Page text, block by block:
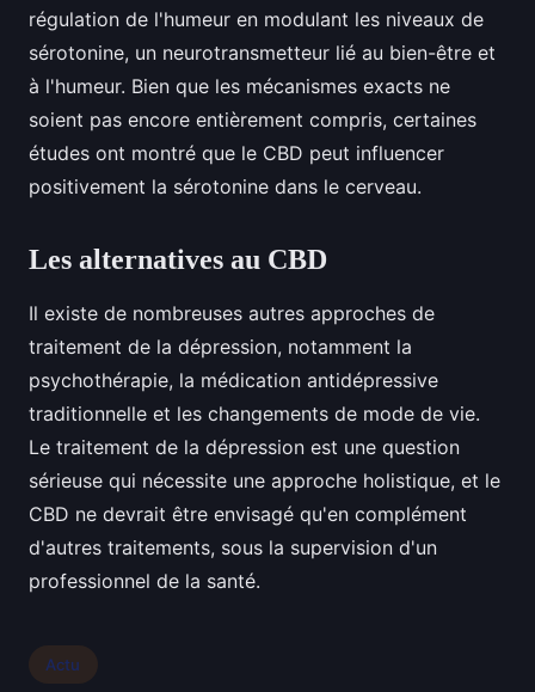
régulation de l'humeur en modulant les niveaux de
sérotonine, un neurotransmetteur lié au bien-être et
à l'humeur. Bien que les mécanismes exacts ne
soient pas encore entièrement compris, certaines
études ont montré que le CBD peut influencer
positivement la sérotonine dans le cerveau.
Les alternatives au CBD
Il existe de nombreuses autres approches de
traitement de la dépression, notamment la
psychothérapie, la médication antidépressive
traditionnelle et les changements de mode de vie.
Le traitement de la dépression est une question
sérieuse qui nécessite une approche holistique, et le
CBD ne devrait être envisagé qu'en complément
d'autres traitements, sous la supervision d'un
professionnel de la santé.
Actu